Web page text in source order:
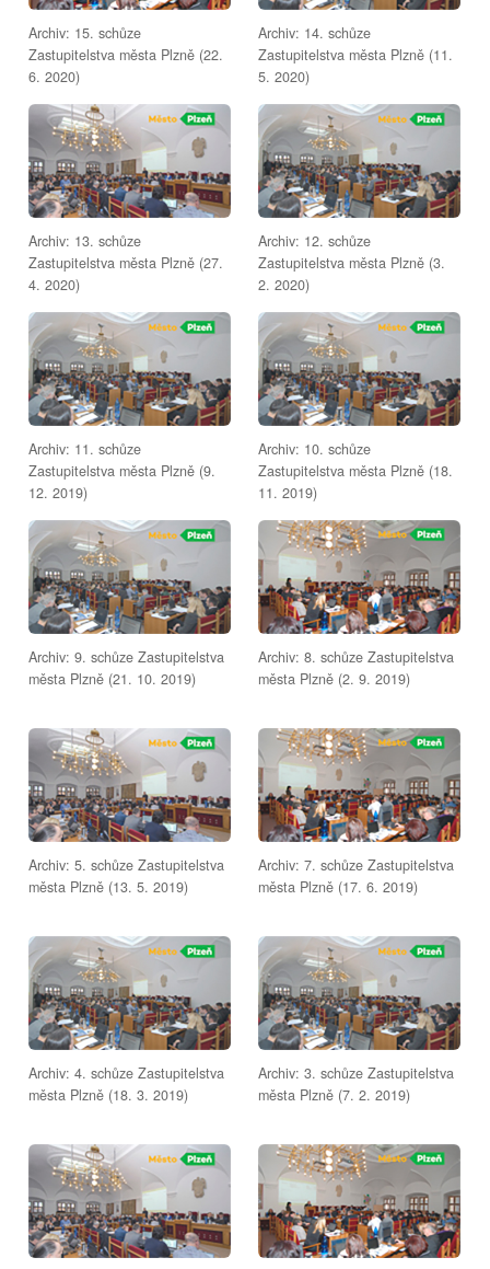
Archiv: 15. schůze
Zastupitelstva města Plzně (22.
6. 2020)
Archiv: 14. schůze
Zastupitelstva města Plzně (11.
5. 2020)
Archiv: 13. schůze
Zastupitelstva města Plzně (27.
4. 2020)
Archiv: 12. schůze
Zastupitelstva města Plzně (3.
2. 2020)
Archiv: 11. schůze
Zastupitelstva města Plzně (9.
12. 2019)
Archiv: 10. schůze
Zastupitelstva města Plzně (18.
11. 2019)
Archiv: 9. schůze Zastupitelstva
města Plzně (21. 10. 2019)
Archiv: 8. schůze Zastupitelstva
města Plzně (2. 9. 2019)
Archiv: 5. schůze Zastupitelstva
města Plzně (13. 5. 2019)
Archiv: 7. schůze Zastupitelstva
města Plzně (17. 6. 2019)
Archiv: 4. schůze Zastupitelstva
města Plzně (18. 3. 2019)
Archiv: 3. schůze Zastupitelstva
města Plzně (7. 2. 2019)